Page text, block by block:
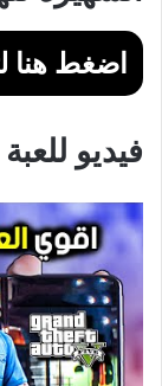
اضغط هنا
فيديو للعبة